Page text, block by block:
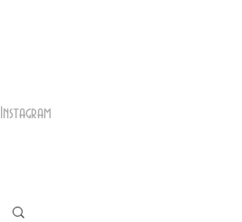
Instagram